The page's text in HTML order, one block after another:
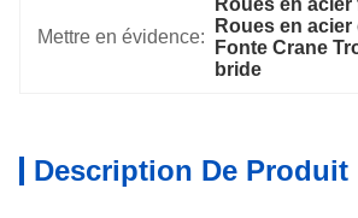
Mettre en évidence:
Roues en acier
Roues en acier
Fonte Crane
bride
Description De Produit